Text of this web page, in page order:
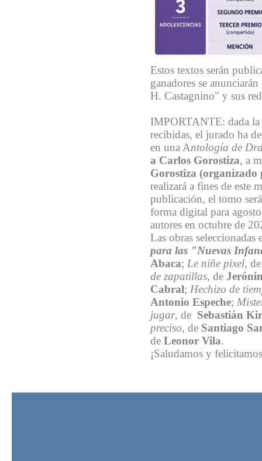
Estos textos serán
ganadores se
H. Castagnino" y sus
IMPORTANTE: dada la
recibidas, el jurado ha
en una Antología de
a Carlos Gorostiza, a
Gorostiza
realizará a fines de este
publicación, el tomo
forma digital para
autores en octubre de
Las obras seleccionadas
para las "Nuevas
Abaca; Le niñe pixel, de
de zapatillas, de
Cabral; Hechizo de
Antonio Espeche;
jugar, de Sebastián
preciso, de Santiago
de Leonor Vila.
¡Saludamos y